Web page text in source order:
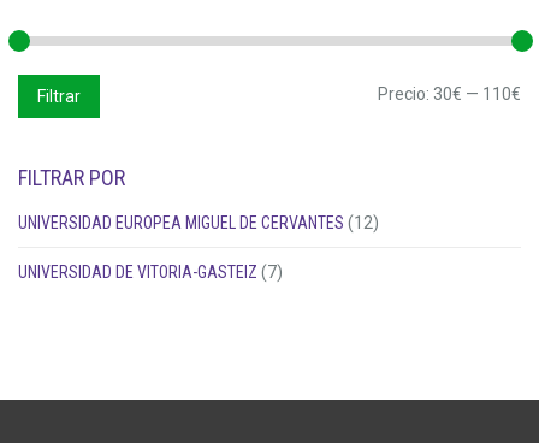
Precio
mínimo
Precio
máximo
Filtrar Precio: 30€ — 110€
FILTRAR POR
UNIVERSIDAD EUROPEA MIGUEL DE CERVANTES (12)
UNIVERSIDAD DE VITORIA-GASTEIZ (7)